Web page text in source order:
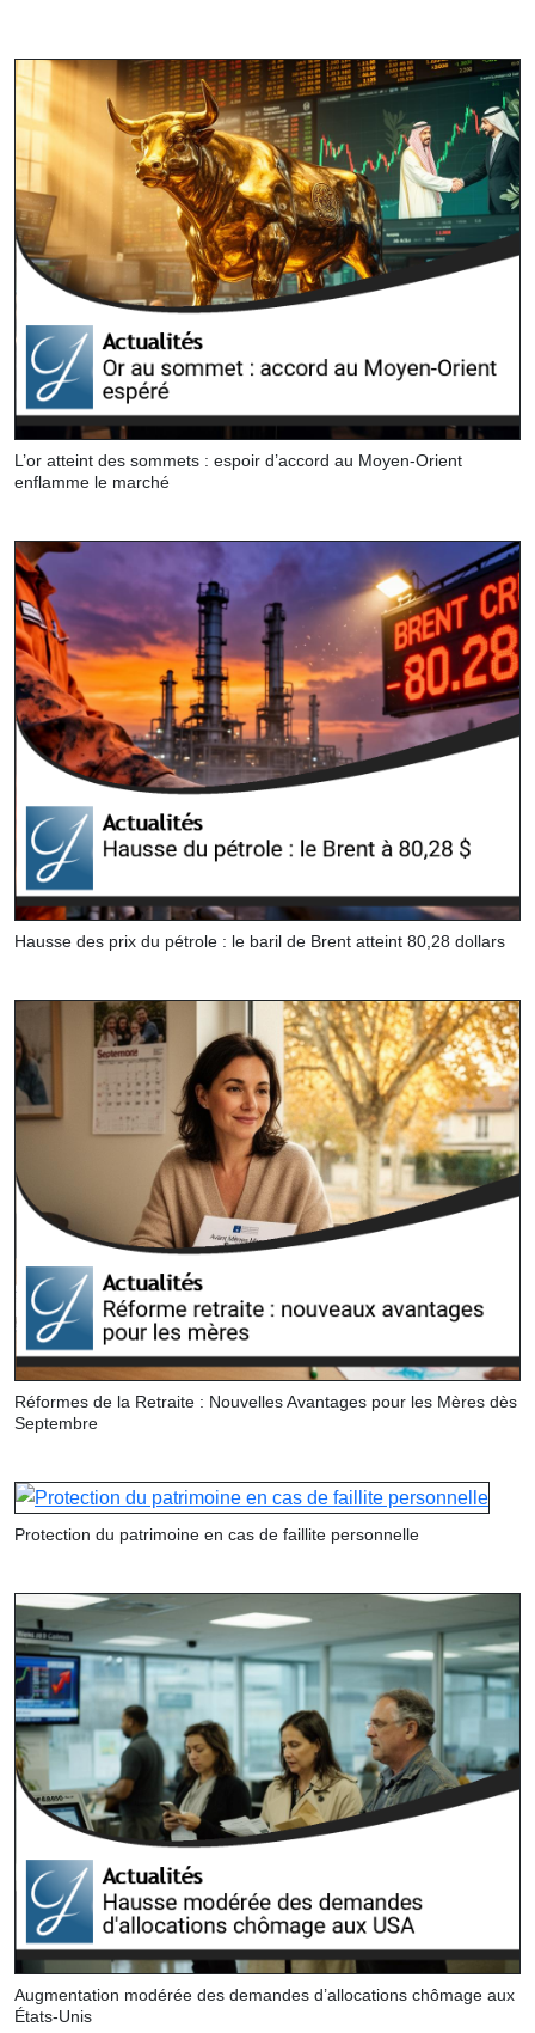
L’or atteint des sommets : espoir d’accord au Moyen-Orient
enflamme le marché
Hausse des prix du pétrole : le baril de Brent atteint 80,28 dollars
Réformes de la Retraite : Nouvelles Avantages pour les Mères dès
Septembre
Protection du patrimoine en cas de faillite personnelle
Augmentation modérée des demandes d’allocations chômage aux
États-Unis